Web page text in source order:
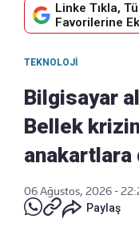
Linke Tıkla,
Favorilerine
TEKNOLOJI
Bilgisayar
Bellek
anakartlara
06 Ağustos, 2026 -
Paylaş